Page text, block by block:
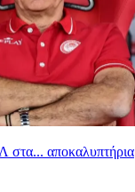
αποκαλυπτήρια